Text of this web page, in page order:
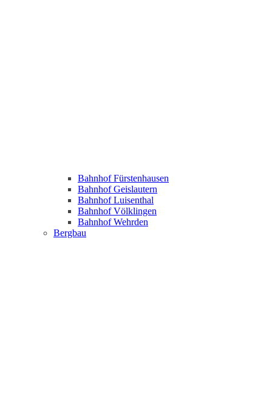
Bahnhof Fürstenhausen
Bahnhof Geislautern
Bahnhof Luisenthal
Bahnhof Völklingen
Bahnhof Wehrden
Bergbau